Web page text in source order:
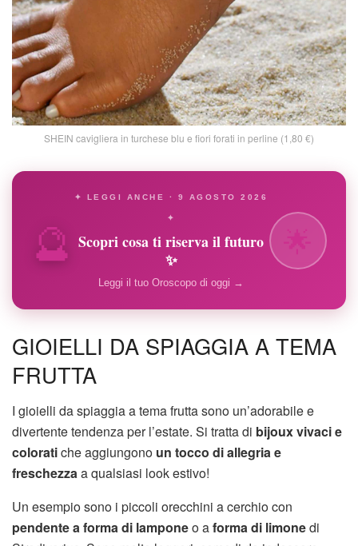
SHEIN cavigliera in turchese blu e fiori forati in perline (1,80 €)
🔮
✦ LEGGI ANCHE · 9 AGOSTO 2026
✦
Scopri cosa ti riserva il futuro
✨
Leggi il tuo Oroscopo di oggi →
GIOIELLI DA SPIAGGIA A TEMA
FRUTTA
I gioielli da spiaggia a tema frutta sono un’adorabile e
divertente tendenza per l’estate. Si tratta di bijoux vivaci e
coloratiche aggiungono un tocco di allegria e
freschezzaa qualsiasi look estivo!
Un esempio sono i piccoli orecchini a cerchio con
pendente a forma di lamponeo aforma di limonedi